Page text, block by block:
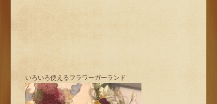
いろいろ使えるフラワーガーランド